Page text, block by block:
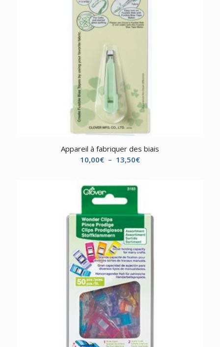
Appareil à fabriquer des biais
10,00€ – 13,50€Plage
13,50€